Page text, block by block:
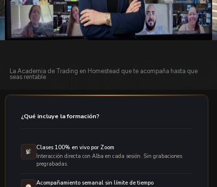
La Academia de Trading en Homestead que te acompaña hasta que
seas rentable
¿Qué incluye la formación?
Clases 100% en vivo por Zoom
Interacción directa con Alba en cada sesión. Sin grabaciones
pregrabadas.
Acompañamiento semanal sin límite de tiempo